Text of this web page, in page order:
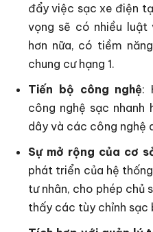
đẩy việc sạc xe điện
vọng sẽ có nhiều luật
hơn nữa, có tiềm
chung cư hạng 1.
Tiến bộ công nghệ:
công nghệ sạc nhanh
dây và các công nghệ
Sự mở rộng của cơ
phát triển của hệ
tư nhân, cho phép chủ
thấy các tùy chỉnh sạc